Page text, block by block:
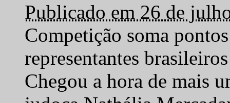
Publicado em 26 de
Competição soma
representantes
Chegou a hora de mais